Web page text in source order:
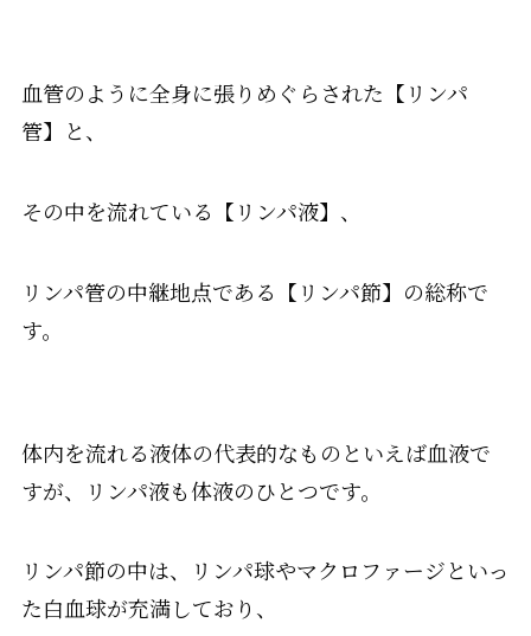
血管のように全身に張りめぐらされた【リンパ
管】と、
その中を流れている【リンパ液】、
リンパ管の中継地点である【リンパ節】の総称で
す。
体内を流れる液体の代表的なものといえば血液で
すが、リンパ液も体液のひとつです。
リンパ節の中は、リンパ球やマクロファージといっ
た白血球が充満しており、